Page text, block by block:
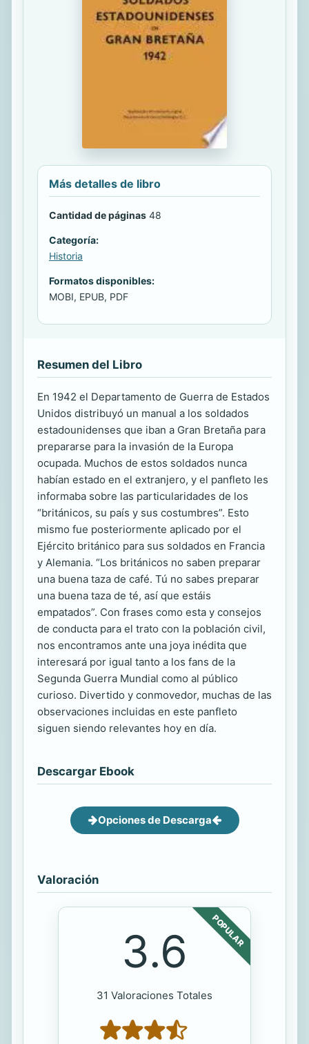
Más detalles de libro
Cantidad de páginas 48
Categoría:
Historia
Formatos disponibles:
MOBI, EPUB, PDF
Resumen del Libro
En 1942 el Departamento de Guerra de Estados
Unidos distribuyó un manual a los soldados
estadounidenses que iban a Gran Bretaña para
prepararse para la invasión de la Europa
ocupada. Muchos de estos soldados nunca
habían estado en el extranjero, y el panfleto les
informaba sobre las particularidades de los
“británicos, su país y sus costumbres”. Esto
mismo fue posteriormente aplicado por el
Ejército británico para sus soldados en Francia
y Alemania. “Los británicos no saben preparar
una buena taza de café. Tú no sabes preparar
una buena taza de té, así que estáis
empatados”. Con frases como esta y consejos
de conducta para el trato con la población civil,
nos encontramos ante una joya inédita que
interesará por igual tanto a los fans de la
Segunda Guerra Mundial como al público
curioso. Divertido y conmovedor, muchas de las
observaciones incluidas en este panfleto
siguen siendo relevantes hoy en día.
Descargar Ebook
Opciones de Descarga
Valoración
POPULAR
3.6
31 Valoraciones Totales